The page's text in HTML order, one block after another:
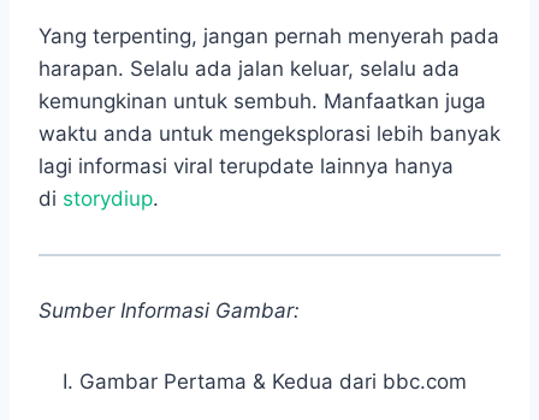
Yang terpenting, jangan pernah menyerah pada
harapan. Selalu ada jalan keluar, selalu ada
kemungkinan untuk sembuh. Manfaatkan juga
waktu anda untuk mengeksplorasi lebih banyak
lagi informasi viral terupdate lainnya hanya
di storydiup.
Sumber Informasi Gambar:
Gambar Pertama & Kedua dari bbc.com